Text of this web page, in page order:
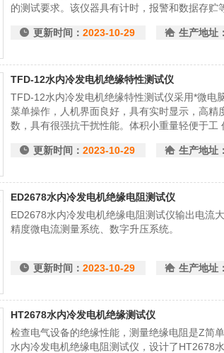
的测试要求。该仪器具有计时，报警和数据存贮
更新时间： 2023-10-29 生产地址：
TFD-12水内冷发电机绝缘特性测试仪
TFD-12水内冷发电机绝缘特性测试仪采用*微电
菜单操作，人机界面良好，具有实时显示，高
数，具有很强抗干扰性能。体积小重量轻便于工
更新时间： 2023-10-29 生产地址：
ED2678水内冷发电机绝缘电阻测试仪
ED2678水内冷发电机绝缘电阻测试仪输出电流
精度微电流测量系统、数字升压系统。
更新时间： 2023-10-29 生产地址：
HT2678水内冷发电机绝缘测试仪
检查电气设备的绝缘性能，测量绝缘电阻是Z简
水内冷发电机绝缘电阻测试仪，设计了HT2678